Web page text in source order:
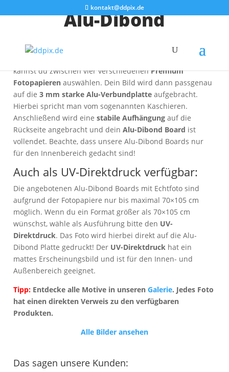
kontakt@ddpix.de
Alu-Dibond
Eingestochen scharfer Fotoabzug trifft auf ein elegantes
Alu-Dibond Boards
kannst du zwischen vier verschiedenenPremium
Fotopapieren auswählen. Dein Bild wird dann passgenau
auf die3 mm starke Alu-Verbundplatte aufgebracht.
Hierbei spricht man vom sogenannten Kaschieren.
Anschließend wird einestabile Aufhängung auf die
Rückseite angebracht und deinAlu-Dibond Board ist
vollendet. Beachte, dass unsere Alu-Dibond Boards nur
für den Innenbereich gedacht sind!
Auch als UV-Direktdruck verfügbar:
Die angebotenen Alu-Dibond Boards mit Echtfoto sind
aufgrund der Fotopapiere nur bis maximal 70×105 cm
möglich. Wenn du ein Format größer als 70×105 cm
wünschst, wähle als Ausführung bitte den UV-
Direktdruck. Das Foto wird hierbei direkt auf die Alu-
Dibond Platte gedruckt! Der UV-Direktdruck hat ein
mattes Erscheinungsbild und ist für den Innen- und
Außenbereich geeignet.
Tipp: Entdecke alle Motive in unserenGalerie. Jedes Foto
hat einen direkten Verweis zu den verfügbaren
Produkten.
Alle Bilder ansehen
Das sagen unsere Kunden: